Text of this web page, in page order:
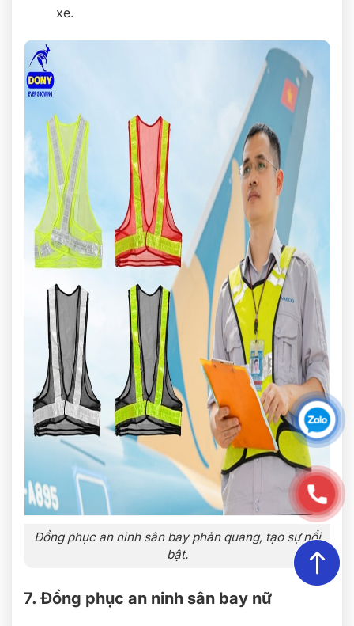
xe.
Đồng phục an ninh sân bay phản quang, tạo sự nổi
bật.
7. Đồng phục an ninh sân bay nữ